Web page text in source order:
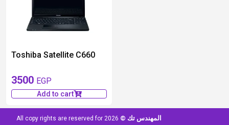
Toshiba Satellite C660
3500 EGP
Add to cart
All copy rights are reserved for المهندس تك © 2026